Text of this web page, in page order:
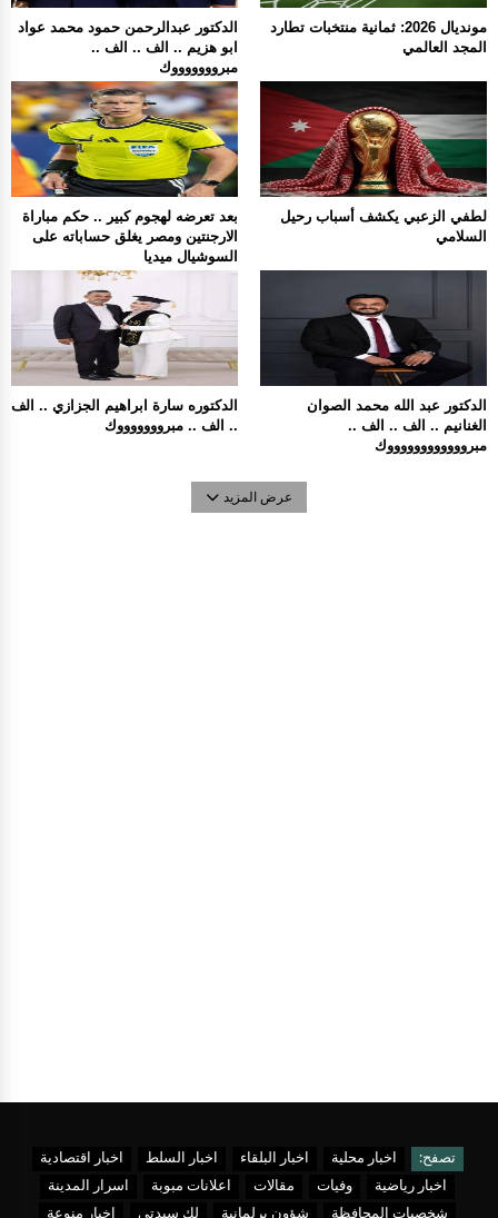
الدكتور عبدالرحمن حمود محمد عواد
ابو هزيم .. الف .. الف ..
مبروووووووك
مونديال 2026: ثمانية منتخبات تطارد
المجد العالمي
بعد تعرضه لهجوم كبير .. حكم مباراة
الارجنتين ومصر يغلق حساباته على
السوشيال ميديا
لطفي الزعبي يكشف أسباب رحيل
السلامي
الدكتوره سارة ابراهيم الجزازي .. الف
.. الف .. مبروووووووك
الدكتور عبد الله محمد الصوان
الغنانيم .. الف .. الف ..
مبرووووووووووووك
عرض المزيد
تصفح: اخبار محلية اخبار البلقاء اخبار السلط
اخبار اقتصادية
اخبار رياضية
وفيات مقالات اعلانات مبوبة
اسرار المدينة
شخصيات المحافظة
شؤون برلمانية لك سيدتي اخبار منوعة